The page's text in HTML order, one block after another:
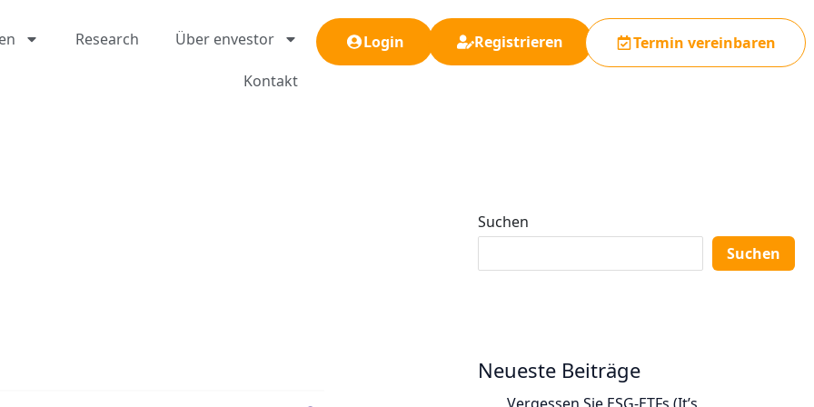
Research Über envestor
Kontakt
Login Registrieren Termin vereinbaren
Suchen
Suchen
Neueste Beiträge